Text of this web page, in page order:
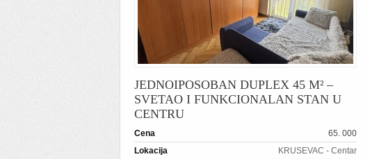
JEDNOIPOSOBAN DUPLEX 45 M² –
SVETAO I FUNKCIONALAN STAN U
CENTRU
Cena
65. 000
Lokacija
KRUSEVAC - Centar